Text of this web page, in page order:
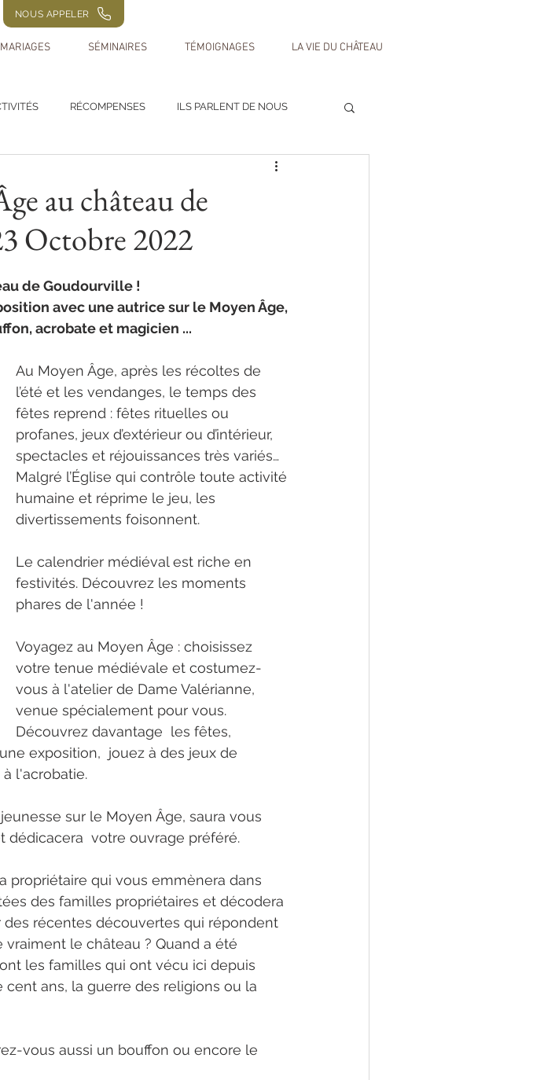
NOUS APPELER
MARIAGES SÉMINAIRES TÉMOIGNAGES LA VIE DU CHÂTEAU
RÉCOMPENSES ILS PARLENT DE NOUS
au château de
Octobre 2022
de Goudourville !
avec une autrice sur le Moyen Âge,
acrobate et magicien ...
Au Moyen Âge, après les récoltes de
l’été et les vendanges, le temps des
fêtes reprend : fêtes rituelles ou
profanes, jeux d’extérieur ou d’intérieur,
spectacles et réjouissances très variés…
Malgré l’Église qui contrôle toute activité
humaine et réprime le jeu, les
divertissements foisonnent.
Le calendrier médiéval est riche en
festivités. Découvrez les moments
phares de l'année !
Voyagez au Moyen Âge : choisissez
votre tenue médiévale et costumez-
vous à l'atelier de Dame Valérianne,
venue spécialement pour vous.
Découvrez davantage  les fêtes,
exposition,  jouez à des jeux de
l'acrobatie.
sur le Moyen Âge, saura vous
votre ouvrage préféré.
propriétaire qui vous emmènera dans
des familles propriétaires et décodera
récentes découvertes qui répondent
le château ? Quand a été
les familles qui ont vécu ici depuis
cent ans, la guerre des religions ou la
vous aussi un bouffon ou encore le